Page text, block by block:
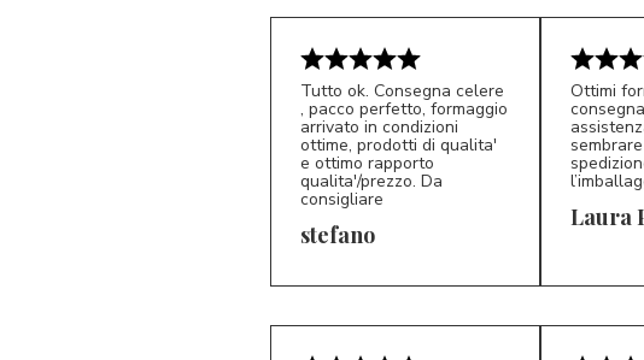
S*
Tutto ok. Consegna celere
, pacco perfetto, formaggio
arrivato in condizioni
ottime, prodotti di qualita'
e ottimo rapporto
qualita'/prezzo. Da
consigliare
stefano LP
Ottimi
Laura